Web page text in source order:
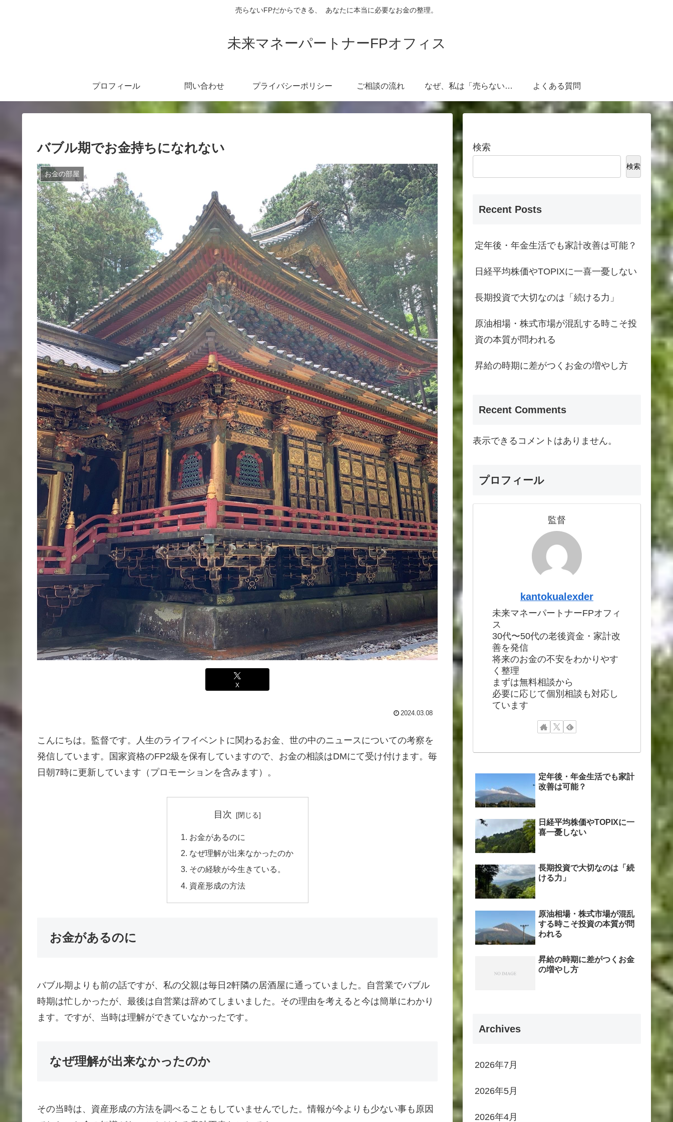
売らないFPだからできる、 あなたに本当に必要なお金の整理。
未来マネーパートナーFPオフィス
プロフィール 問い合わせ プライバシーポリシー ご相談の流れ なぜ、私は「売らないFP」なのか よくある質問
バブル期でお金持ちになれない
お金の部屋
X
2024.03.08
こんにちは。監督です。人生のライフイベントに関わるお金、世の中のニュースについての考察を
発信しています。国家資格のFP2級を保有していますので、お金の相談はDMにて受け付けます。毎
日朝7時に更新しています（プロモーションを含みます）。
目次
お金があるのに
なぜ理解が出来なかったのか
その経験が今生きている。
資産形成の方法
お金があるのに
バブル期よりも前の話ですが、私の父親は毎日2軒隣の居酒屋に通っていました。自営業でバブル
時期は忙しかったが、最後は自営業は辞めてしまいました。その理由を考えると今は簡単にわかり
ます。ですが、当時は理解ができていなかったです。
なぜ理解が出来なかったのか
その当時は、資産形成の方法を調べることもしていませんでした。情報が今よりも少ない事も原因
検索
検索
Recent Posts
定年後・年金生活でも家計改善は可能？
日経平均株価やTOPIXに一喜一憂しない
長期投資で大切なのは「続ける力」
原油相場・株式市場が混乱する時こそ投
資の本質が問われる
昇給の時期に差がつくお金の増やし方
Recent Comments
表示できるコメントはありません。
プロフィール
監督
kantokualexder
未来マネーパートナーFPオフィ
ス
30代〜50代の老後資金・家計改
善を発信
将来のお金の不安をわかりやす
く整理
まずは無料相談から
必要に応じて個別相談も対応し
ています
定年後・年金生活でも家計
改善は可能？
日経平均株価やTOPIXに一
喜一憂しない
長期投資で大切なのは「続
ける力」
原油相場・株式市場が混乱
する時こそ投資の本質が問
われる
昇給の時期に差がつくお金
の増やし方
Archives
2026年7月
2026年5月
2026年4月